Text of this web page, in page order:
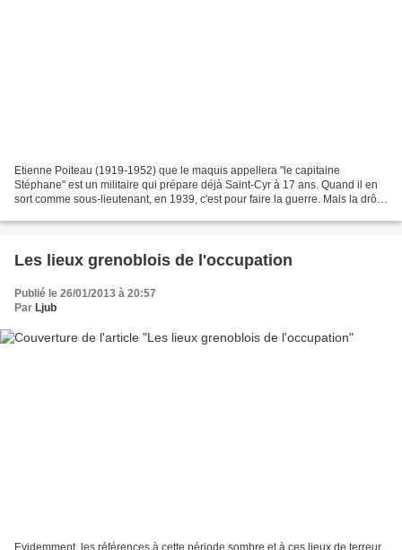
Etienne Poiteau (1919-1952) que le maquis appellera "le capitaine
Stéphane" est un militaire qui prépare déjà Saint-Cyr à 17 ans. Quand il en
sort comme sous-lieutenant, en 1939, c'est pour faire la guerre. Mais la drôle
Les lieux grenoblois de l'occupation
Publié le 26/01/2013 à 20:57
Par Ljub
Evidemment, les références à cette période sombre et à ces lieux de terreur